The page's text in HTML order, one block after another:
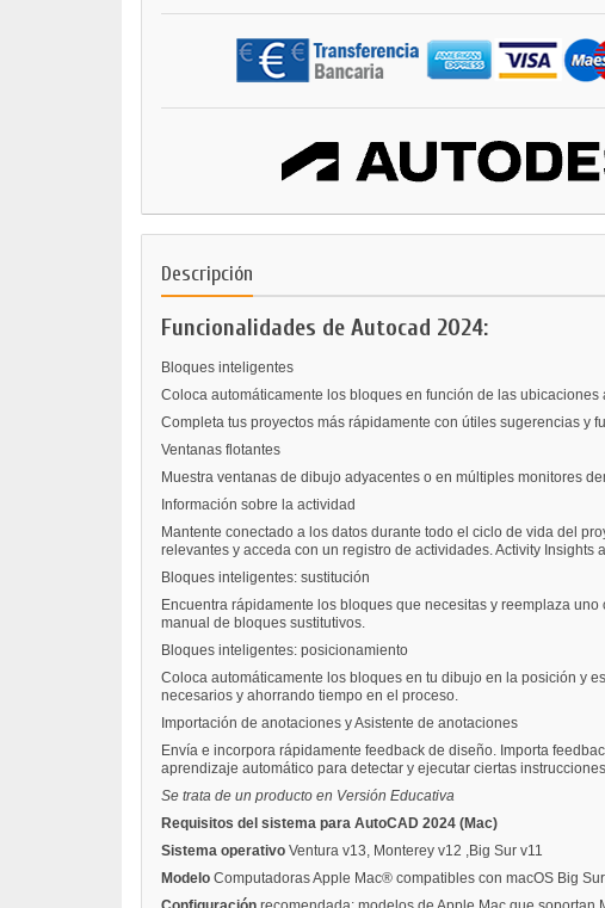
Descripción
Funcionalidades de Autocad 2024:
Bloques inteligentes
Coloca automáticamente los bloques en función de las
Completa tus proyectos más rápidamente con útiles sugerencias y
Ventanas flotantes
Muestra ventanas de dibujo adyacentes o en múltiples monitores
Información sobre la actividad
Mantente conectado a los datos durante todo el ciclo de vida del
relevantes y acceda con un registro de actividades. Activity
Bloques inteligentes: sustitución
Encuentra rápidamente los bloques que necesitas y reemplaza
manual de bloques sustitutivos.
Bloques inteligentes: posicionamiento
Coloca automáticamente los bloques en tu dibujo en la posición y
necesarios y ahorrando tiempo en el proceso.
Importación de anotaciones y Asistente de anotaciones
Envía e incorpora rápidamente feedback de diseño. Importa
aprendizaje automático para detectar y ejecutar ciertas
Se trata de un producto en Versión Educativa
Requisitos del sistema para AutoCAD 2024 (Mac)
Sistema operativo Ventura v13, Monterey v12 ,Big Sur v11
Modelo Computadoras Apple Mac® compatibles con macOS Big